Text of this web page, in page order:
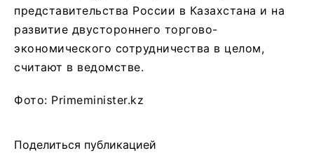
представительства России в Казахстана и на
развитие двустороннего торгово-
экономического сотрудничества в целом,
считают в ведомстве.
Фото: Primeminister.kz
Поделиться публикацией